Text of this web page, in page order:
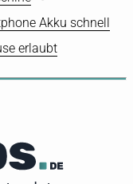
Akku schnell
erlaubt